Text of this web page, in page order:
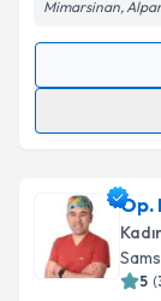
Mimarsinan,
takvim
E-posta
Op.
5 (